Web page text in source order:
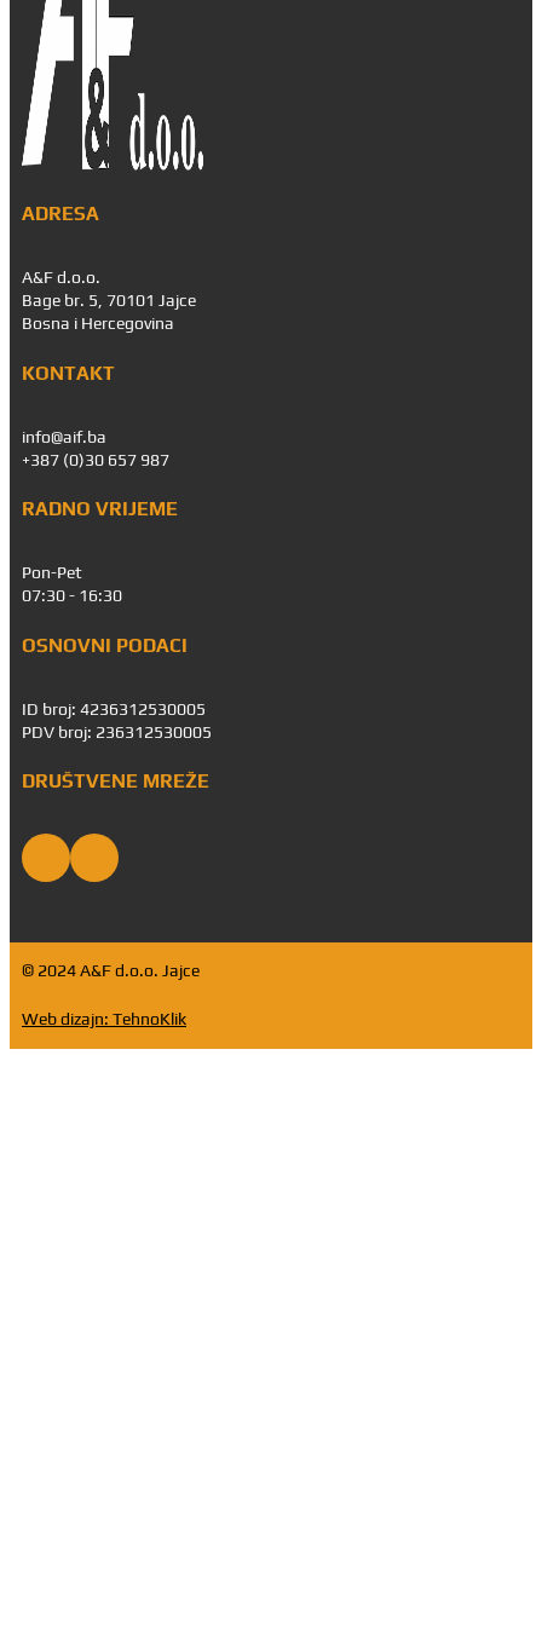
ADRESA
A&F d.o.o.
Bage br. 5, 70101 Jajce
Bosna i Hercegovina
KONTAKT
info@aif.ba
+387 (0)30 657 987
RADNO VRIJEME
Pon-Pet
07:30 - 16:30
OSNOVNI PODACI
ID broj: 4236312530005
PDV broj: 236312530005
DRUŠTVENE MREŽE
© 2024 A&F d.o.o. Jajce
Web dizajn: TehnoKlik